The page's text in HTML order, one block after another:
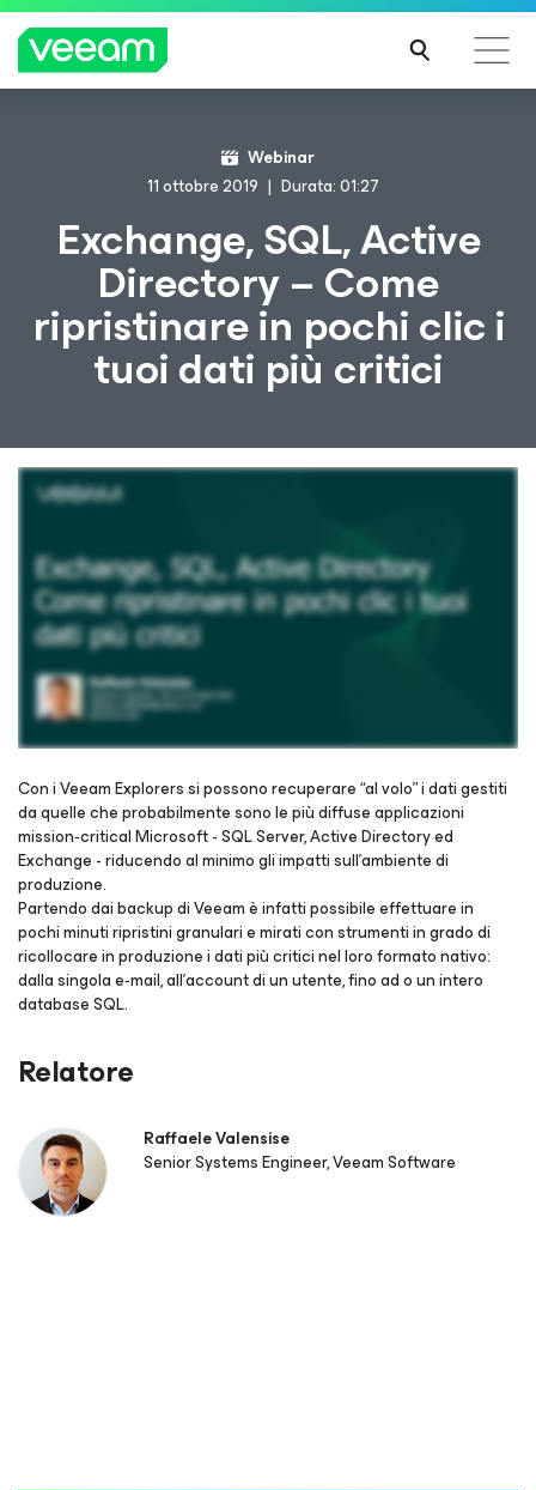
Linee guida di Veeam per i clienti interessati
dall'aggiornamento dei contenuti di CrowdStrike
SAPE
RNE
PIÙ
Webinar
11 ottobre 2019
Durata: 01:27
Exchange, SQL, Active
Directory – Come
ripristinare in pochi clic i
tuoi dati più critici
Registrati per accedere alla visione del webinar
Con i Veeam Explorers si possono recuperare “al volo” i dati gestiti
da quelle che probabilmente sono le più diffuse applicazioni
mission‑critical Microsoft - SQL Server, Active Directory ed
Exchange - riducendo al minimo gli impatti sull’ambiente di
produzione.
Partendo dai backup di Veeam è infatti possibile effettuare in
pochi minuti ripristini granulari e mirati con strumenti in grado di
ricollocare in produzione i dati più critici nel loro formato nativo:
dalla singola e‑mail, all’account di un utente, fino ad o un intero
database SQL.
Relatore
Raffaele Valensise
Senior Systems Engineer, Veeam Software